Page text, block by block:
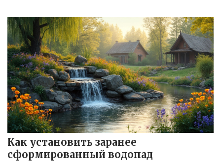
Как установить заранее
сформированный водопад